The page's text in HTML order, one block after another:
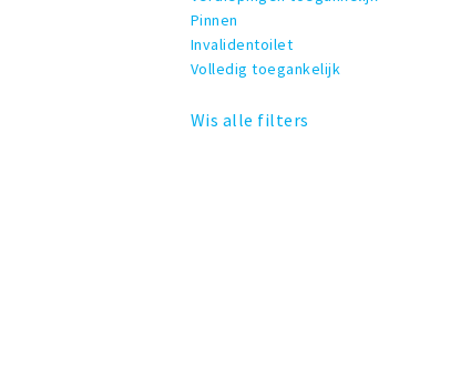
Pinnen
Invalidentoilet
Volledig toegankelijk
Wis alle filters